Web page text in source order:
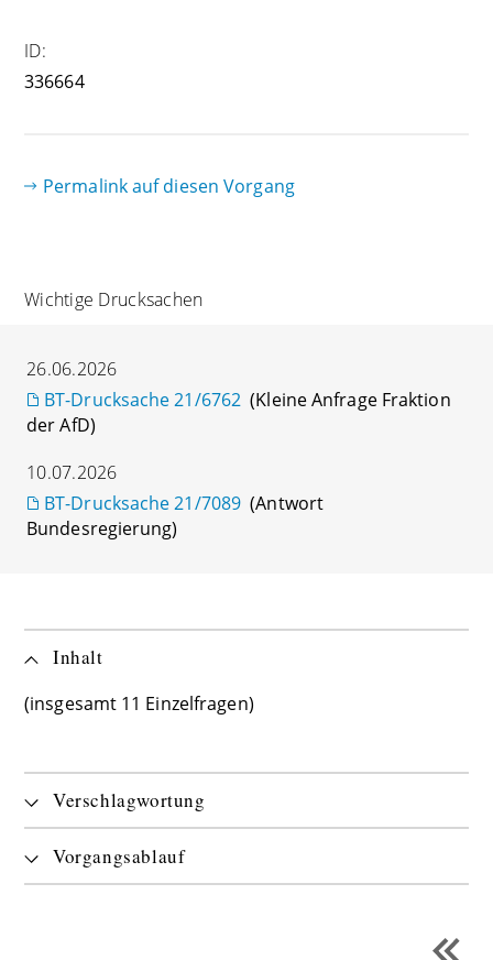
ID:
336664
Permalink auf diesen Vorgang
Wichtige Drucksachen
26.06.2026
BT-Drucksache 21/6762 (Kleine Anfrage Fraktion
der AfD)
10.07.2026
BT-Drucksache 21/7089 (Antwort
Bundesregierung)
Inhalt
(insgesamt 11 Einzelfragen)
Verschlagwortung
Vorgangsablauf